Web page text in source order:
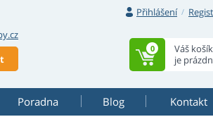
Přihlášení
Váš košík
je
0
Poradna Blog Kontakt